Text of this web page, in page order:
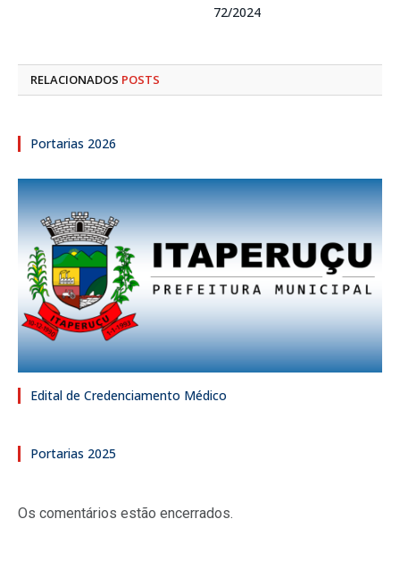
72/2024
RELACIONADOS POSTS
Portarias 2026
Edital de Credenciamento Médico
Portarias 2025
Os comentários estão encerrados.